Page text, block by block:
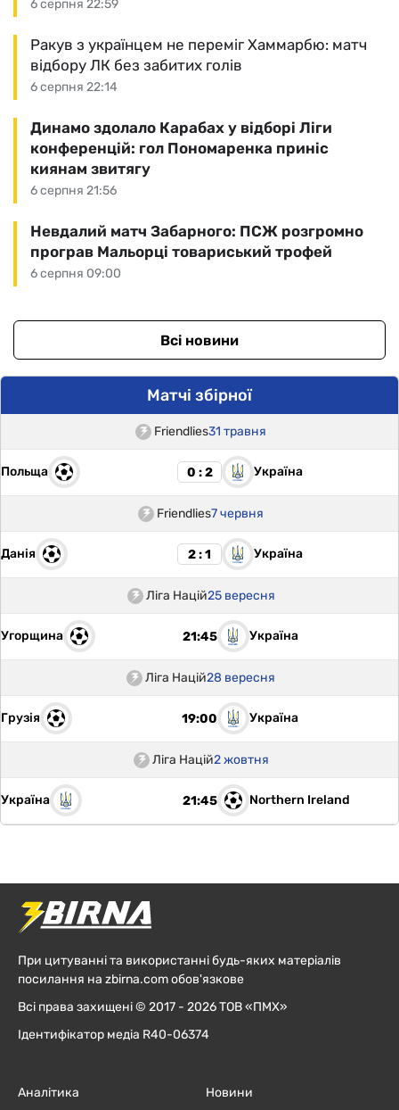
6 серпня 22:59
6 серпня 22:14
Ракув з українцем не переміг Хаммарбю: матч
відбору ЛК без забитих голів
6 серпня 21:56
Динамо здолало Карабах у відборі Ліги
конференцій: гол Пономаренка приніс
киянам звитягу
6 серпня 09:00
Невдалий матч Забарного: ПСЖ розгромно
програв Мальорці товариський трофей
Всі новини
Матчі збірної
Friendlies31 травня
Польща 0 : 2 Україна
Friendlies7 червня
Данія 2 : 1 Україна
Ліга Націй25 вересня
Угорщина 21:45 Україна
Ліга Націй28 вересня
Грузія 19:00 Україна
Ліга Націй2 жовтня
Україна 21:45 Northern Ireland
При цитуванні та використанні будь-яких матеріалів
посилання на zbirna.com обов'язкове
Всі права захищені © 2017 - 2026 ТОВ «ПМХ»
Ідентифікатор медіа R40-06374
Аналітика
Новини